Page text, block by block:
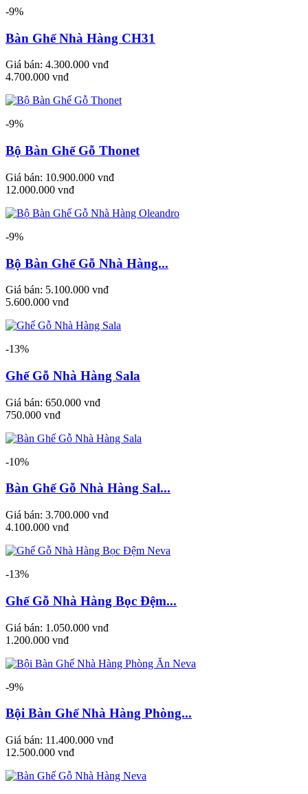
-9%
Bàn Ghế Nhà Hàng CH31
Giá bán: 4.300.000 vnđ
4.700.000 vnđ
-9%
Bộ Bàn Ghế Gỗ Thonet
Giá bán: 10.900.000 vnđ
12.000.000 vnđ
-9%
Bộ Bàn Ghế Gỗ Nhà Hàng...
Giá bán: 5.100.000 vnđ
5.600.000 vnđ
-13%
Ghế Gỗ Nhà Hàng Sala
Giá bán: 650.000 vnđ
750.000 vnđ
-10%
Bàn Ghế Gỗ Nhà Hàng Sal...
Giá bán: 3.700.000 vnđ
4.100.000 vnđ
-13%
Ghế Gỗ Nhà Hàng Bọc Đệm...
Giá bán: 1.050.000 vnđ
1.200.000 vnđ
-9%
Bội Bàn Ghế Nhà Hàng Phòng...
Giá bán: 11.400.000 vnđ
12.500.000 vnđ